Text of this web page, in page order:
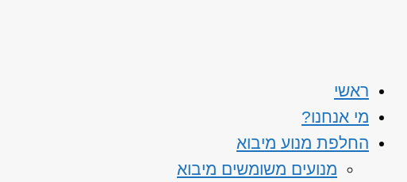
ראשי
מי אנחנו?
החלפת מנוע מיבוא
מנועים משומשים מיבוא